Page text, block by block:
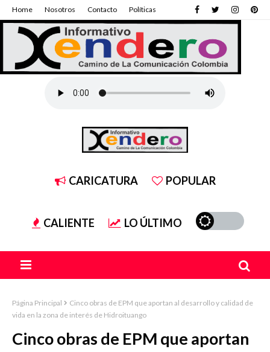
Home Nosotros Contacto Políticas
CARICATURA POPULAR
CALIENTE LO ÚLTIMO
Página Principal
Cinco obras de EPM que aportan al desarrollo y calidad de
vida en la zona de interés de Hidroituango
Cinco obras de EPM que aportan